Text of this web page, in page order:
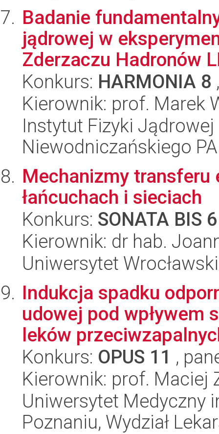
Badanie
jądrowej w
Zderzaczu Hadronów
Konkurs: HARMONIA 8
Kierownik: prof. Marek
Instytut Fizyki
Niewodniczańskiego
Mechanizmy transferu
łańcuchach i sieciach
Konkurs: SONATA BIS 6
Kierownik: dr hab.
Uniwersytet
Indukcja spadku
udowej pod wpływem
leków
Konkurs: OPUS 11 ,
Kierownik: prof. Maciej
Uniwersytet Medyczny
Poznaniu, Wydział